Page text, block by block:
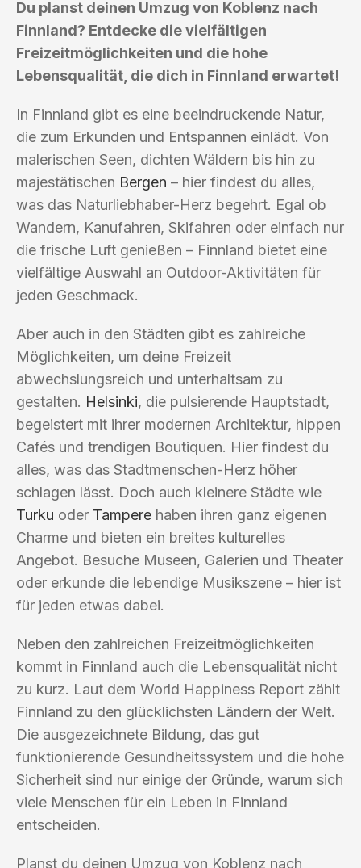
Du planst deinen Umzug von Koblenz nach
Finnland? Entdecke die vielfältigen
Freizeitmöglichkeiten und die hohe
Lebensqualität, die dich in Finnland erwartet!
In Finnland gibt es eine beeindruckende Natur,
die zum Erkunden und Entspannen einlädt. Von
malerischen Seen, dichten Wäldern bis hin zu
majestätischen Bergen – hier findest du alles,
was das Naturliebhaber-Herz begehrt. Egal ob
Wandern, Kanufahren, Skifahren oder einfach nur
die frische Luft genießen – Finnland bietet eine
vielfältige Auswahl an Outdoor-Aktivitäten für
jeden Geschmack.
Aber auch in den Städten gibt es zahlreiche
Möglichkeiten, um deine Freizeit
abwechslungsreich und unterhaltsam zu
gestalten. Helsinki, die pulsierende Hauptstadt,
begeistert mit ihrer modernen Architektur, hippen
Cafés und trendigen Boutiquen. Hier findest du
alles, was das Stadtmenschen-Herz höher
schlagen lässt. Doch auch kleinere Städte wie
Turku oder Tampere haben ihren ganz eigenen
Charme und bieten ein breites kulturelles
Angebot. Besuche Museen, Galerien und Theater
oder erkunde die lebendige Musikszene – hier ist
für jeden etwas dabei.
Neben den zahlreichen Freizeitmöglichkeiten
kommt in Finnland auch die Lebensqualität nicht
zu kurz. Laut dem World Happiness Report zählt
Finnland zu den glücklichsten Ländern der Welt.
Die ausgezeichnete Bildung, das gut
funktionierende Gesundheitssystem und die hohe
Sicherheit sind nur einige der Gründe, warum sich
viele Menschen für ein Leben in Finnland
entscheiden.
Planst du deinen Umzug von Koblenz nach